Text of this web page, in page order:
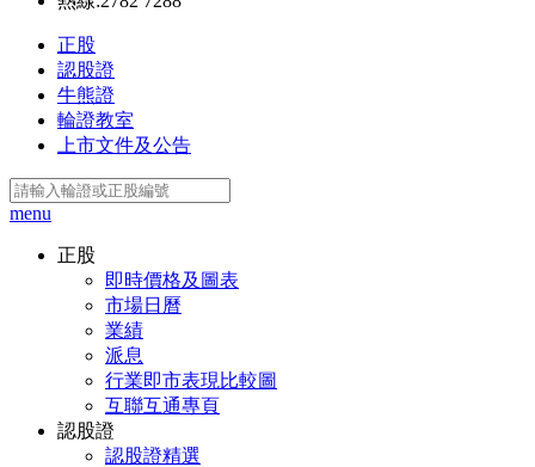
正股
認股證
牛熊證
輪證教室
上市文件及公告
menu
正股
即時價格及圖表
市場日曆
業績
派息
行業即市表現比較圖
互聯互通專頁
認股證
認股證精選